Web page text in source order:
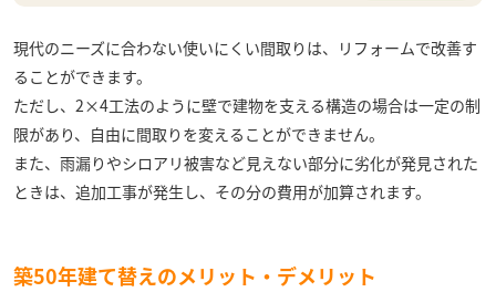
現代のニーズに合わない使いにくい間取りは、リフォームで改善す
ることができます。
ただし、2×4工法のように壁で建物を支える構造の場合は一定の制
限があり、自由に間取りを変えることができません。
また、雨漏りやシロアリ被害など見えない部分に劣化が発見された
ときは、追加工事が発生し、その分の費用が加算されます。
築50年建て替えのメリット・デメリット